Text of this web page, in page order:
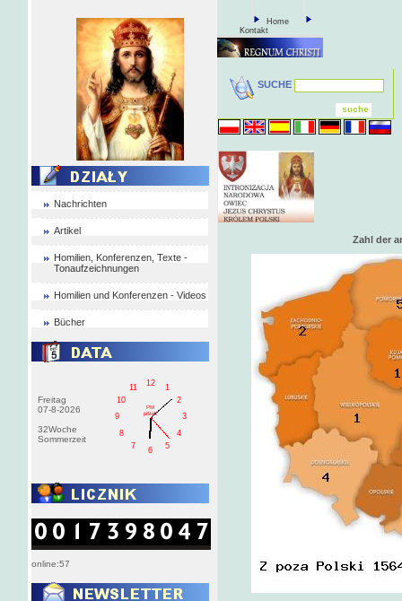
Nachrichten
Artikel
Homilien, Konferenzen, Texte -
Tonaufzeichnungen
Homilien und Konferenzen - Videos
Bücher
Freitag
07-8-2026
32Woche
Sommerzeit
1
2
3
4
5
6
7
8
9
10
11
12
PM
pištek
online:57
Home
Kontakt
SUCHE
Zahl der